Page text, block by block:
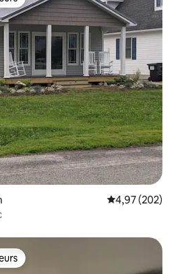
les plus appréciés
Évaluation
4,97 (202)
les plus appréciés